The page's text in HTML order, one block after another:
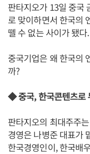
판타지오가 13일 중국
로 맞이하면서 한국의
뗄 수 없는 사이가 됐다.
중국기업은 왜 한국의
까?
◆ 중국, 한국콘텐츠로
판타지오의 최대주주
경영은 나병준 대표가
한국경영인이, 한국배